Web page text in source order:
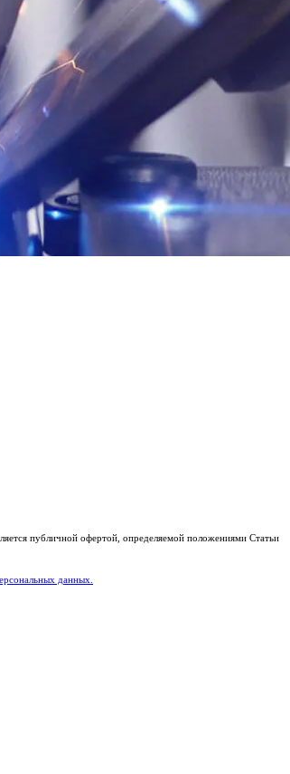
публичной офертой, определяемой положениями Статьи
данных.